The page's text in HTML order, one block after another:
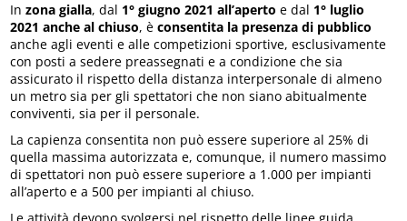
Inzona gialla, dal 1° giugno 2021 all’aperto e dal 1° luglio
2021 anche al chiuso, èconsentita la presenza di pubblico
anche agli eventi e alle competizioni sportive, esclusivamente
con posti a sedere preassegnati e a condizione che sia
assicurato il rispetto della distanza interpersonale di almeno
un metro sia per gli spettatori che non siano abitualmente
conviventi, sia per il personale.
La capienza consentita non può essere superiore al 25% di
quella massima autorizzata e, comunque, il numero massimo
di spettatori non può essere superiore a 1.000 per impianti
all’aperto e a 500 per impianti al chiuso.